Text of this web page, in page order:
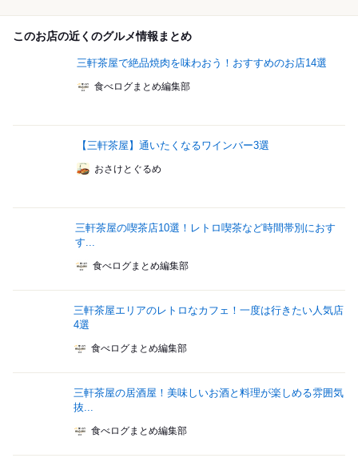
このお店の近くのグルメ情報まとめ
三軒茶屋で絶品焼肉を味わおう！おすすめのお店14選
食べログまとめ編集部
【三軒茶屋】通いたくなるワインバー3選
おさけとぐるめ
三軒茶屋の喫茶店10選！レトロ喫茶など時間帯別におす
す...
食べログまとめ編集部
三軒茶屋エリアのレトロなカフェ！一度は行きたい人気店
4選
食べログまとめ編集部
三軒茶屋の居酒屋！美味しいお酒と料理が楽しめる雰囲気
抜...
食べログまとめ編集部